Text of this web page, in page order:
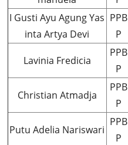
I Gusti Ayu Agung Yas
inta Artya Devi
PPB
P
Lavinia Fredicia
PPB
P
Christian Atmadja
PPB
P
Putu Adelia Nariswari
PPB
P